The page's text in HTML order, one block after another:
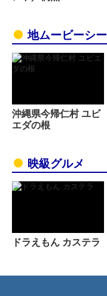
地ムービーシー
沖縄県今帰仁村 ユビ
エダの根
映級グルメ
ドラえもん カステラ